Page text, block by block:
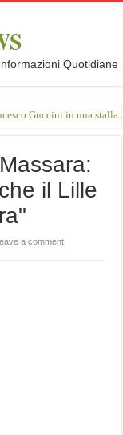
Quotidiane
Guccini in una
il Lille
a comment